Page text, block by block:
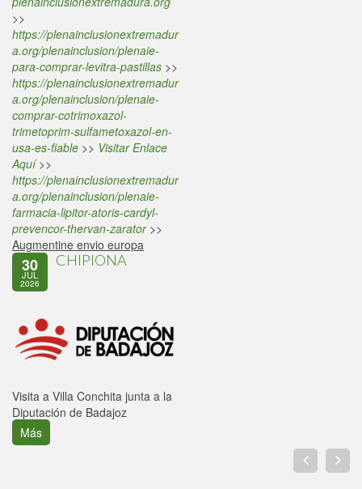
>>
https://plenainclusionextremadur
a.org/plenainclusion/plenaie-
para-comprar-levitra-pastillas >>
https://plenainclusionextremadur
a.org/plenainclusion/plenaie-
comprar-cotrimoxazol-
trimetoprim-sulfametoxazol-en-
usa-es-fiable >> Visitar Enlace
Aquí>>
https://plenainclusionextremadur
a.org/plenainclusion/plenaie-
farmacia-lipitor-atoris-cardyl-
prevencor-thervan-zarator>>
Augmentine envio europa
30
JUL
2026
CHIPIONA
Visita a Villa Conchita junta a la
Diputación de Badajoz
Más